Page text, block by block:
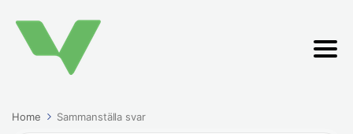
Home Sammanställa svar